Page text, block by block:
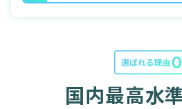
国内最高水